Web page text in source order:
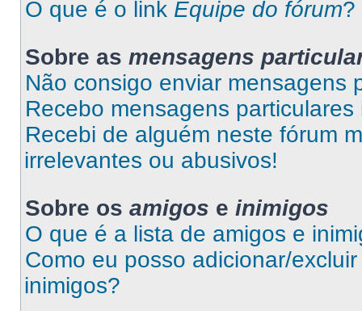
O que é o link Equipe do fórum?
Sobre as mensagens
Não consigo enviar mensagens
Recebo mensagens
Recebi de alguém neste fórum
irrelevantes ou abusivos!
Sobre os amigos e inimigos
O que é a lista de amigos e
Como eu posso adicionar/
inimigos?